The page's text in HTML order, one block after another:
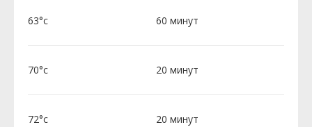
63°c 60 минут
70°c 20 минут
72°c 20 минут